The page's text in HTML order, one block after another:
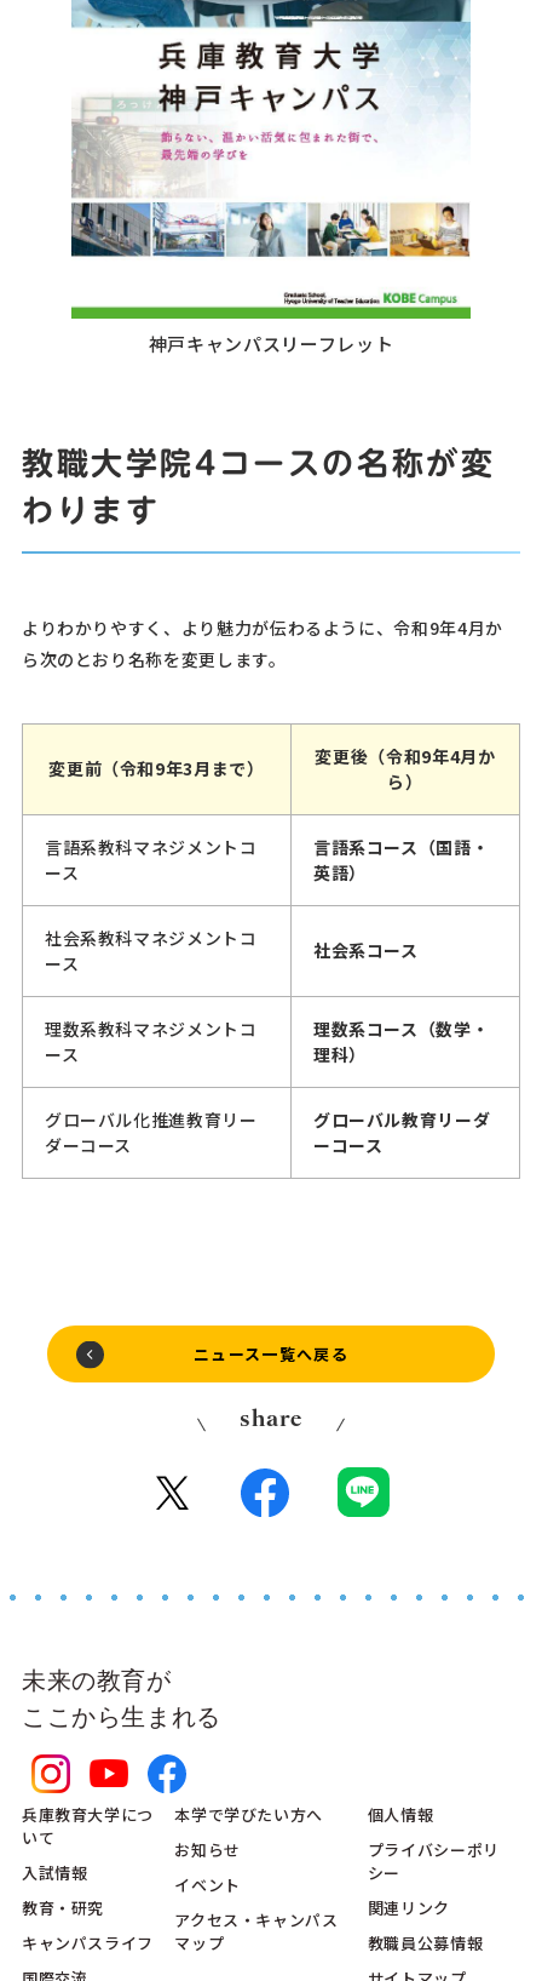
神戸キャンパスリーフレット
教職大学院4コースの名称が変
わります
よりわかりやすく、より魅力が伝わるように、令和9年4月か
ら次のとおり名称を変更します。
変更前（令和9年3月まで）
変更後（令和9年4月か
ら）
言語系教科マネジメントコ
ース
言語系コース（国語・
英語）
社会系教科マネジメントコ
ース
社会系コース
理数系教科マネジメントコ
ース
理数系コース（数学・
理科）
グローバル化推進教育リー
ダーコース
グローバル教育リーダ
ーコース
ニュース一覧へ戻る
share
未来の教育が
ここから生まれる
兵庫教育大学につ
いて
入試情報
教育・研究
キャンパスライフ
本学で学びたい方へ
お知らせ
イベント
アクセス・キャンパス
マップ
個人情報
プライバシーポリ
シー
関連リンク
教職員公募情報